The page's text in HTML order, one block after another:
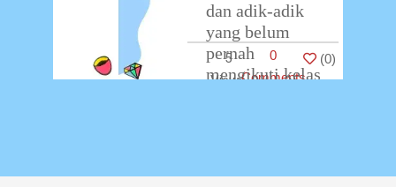
dan adik-adik
yang belum
pernah
mengikuti kelas
5
0
Comments
(0)